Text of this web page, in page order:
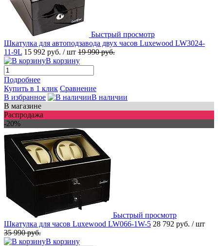
Быстрый просмотр
Шкатулка для автоподзавода двух часов Luxewood LW3024-
11-9L 15 992 руб. / шт 19 990 руб.
В корзину
Подробнее
Купить в 1 клик Сравнение
В избранное
В наличии
В магазине
Распродажа
-20%
Быстрый просмотр
Шкатулка для часов Luxewood LW066-1W-5 28 792 руб. / шт
35 990 руб.
В корзину